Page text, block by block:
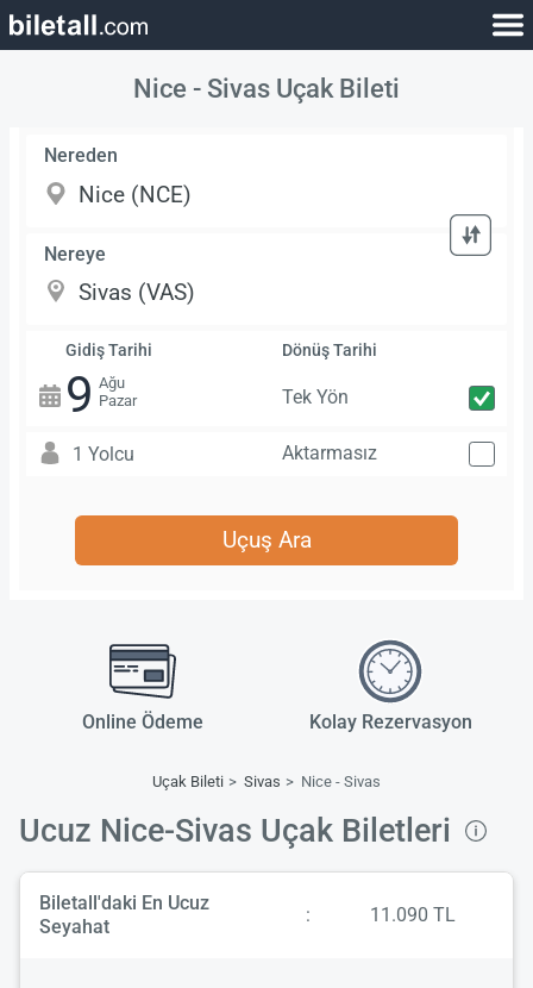
Nice - Sivas Uçak Bileti
Nereden
Nereye
Gidiş Tarihi
9 Ağu
Pazar
Dönüş Tarihi
Tek Yön
1 Yolcu Aktarmasız
Uçuş Ara
Online Ödeme Kolay Rezervasyon
Uçak Bileti Sivas Nice - Sivas
Ucuz Nice-Sivas Uçak Biletleri
Biletall'daki En Ucuz
Seyahat
: 11.090 TL